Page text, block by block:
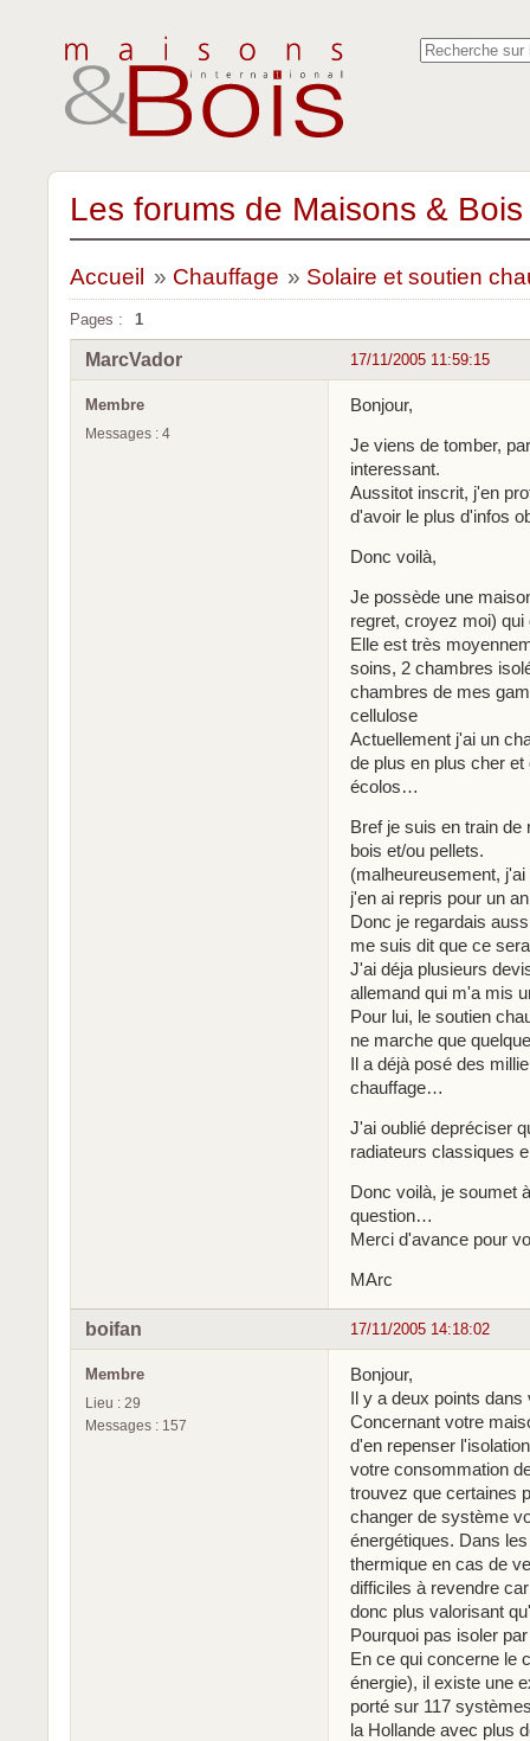
Les forums de Maisons &
Accueil » Chauffage » Solaire et soutien
Pages : 1
17/11/2005 11:59:15
MarcVador
Membre
Messages : 4
Bonjour,
Je viens de tomber,
interessant.
Aussitot inscrit, j'en
d'avoir le plus d'infos
Donc voilà,
Je possède une
regret, croyez moi)
Elle est très
soins, 2 chambres
chambres de mes
cellulose
Actuellement j'ai un
de plus en plus cher
écolos…
Bref je suis en train
bois et/ou pellets.
(malheureusement,
j'en ai repris pour un
Donc je regardais
me suis dit que ce
J'ai déja plusieurs
allemand qui m'a mis
Pour lui, le soutien
ne marche que
Il a déjà posé des
chauffage…
J'ai oublié depréciser
radiateurs classiques
Donc voilà, je soumet
question…
Merci d'avance pour
MArc
17/11/2005 14:18:02
boifan
Membre
Lieu : 29
Messages : 157
Bonjour,
Il y a deux points dans
Concernant votre
d'en repenser
votre consommation
trouvez que certaines
changer de système
énergétiques. Dans
thermique en cas de
difficiles à revendre
donc plus valorisant
Pourquoi pas isoler
En ce qui concerne le
énergie), il existe une
porté sur 117
la Hollande avec plus